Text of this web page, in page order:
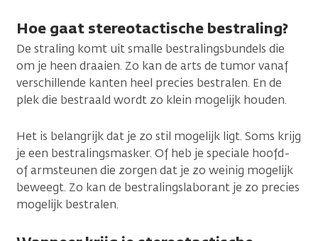
Hoe gaat stereotactische bestraling?
De straling komt uit smalle bestralingsbundels die
om je heen draaien. Zo kan de arts de tumor vanaf
verschillende kanten heel precies bestralen. En de
plek die bestraald wordt zo klein mogelijk houden.
Het is belangrijk dat je zo stil mogelijk ligt. Soms krijg
je een bestralingsmasker. Of heb je speciale hoofd-
of armsteunen die zorgen dat je zo weinig mogelijk
beweegt. Zo kan de bestralingslaborant je zo precies
mogelijk bestralen.